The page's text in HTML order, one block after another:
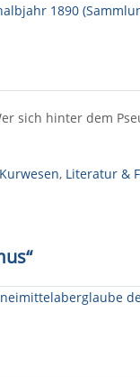
sich hinter dem
Kurwesen, Literatur &